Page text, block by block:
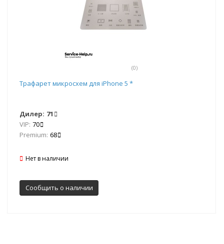
(0)
Трафарет микросхем для iPhone 5 *
Дилер: 71
VIP: 70
Premium: 68
Нет в наличии
Сообщить о наличии